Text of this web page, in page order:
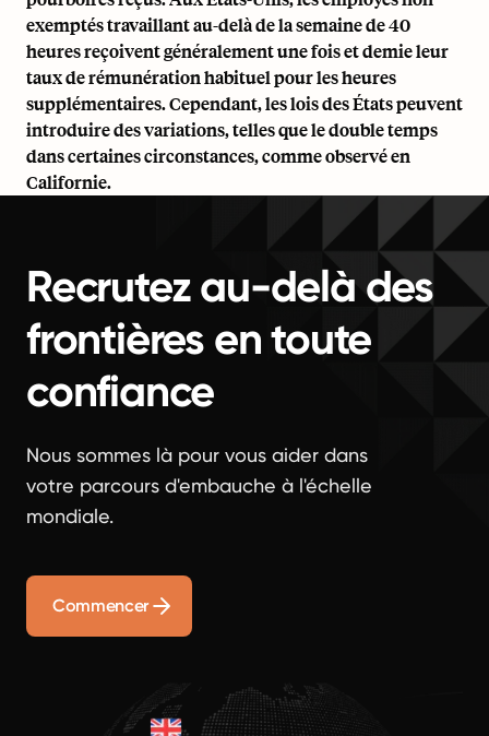
exemptés travaillant au-delà de la semaine de 40
heures reçoivent généralement une fois et demie leur
taux de rémunération habituel pour les heures
supplémentaires. Cependant, les lois des États peuvent
introduire des variations, telles que le double temps
dans certaines circonstances, comme observé en
Californie.
Recrutez au-delà des
frontières en toute
confiance
Nous sommes là pour vous aider dans
votre parcours d'embauche à l'échelle
mondiale.
Commencer